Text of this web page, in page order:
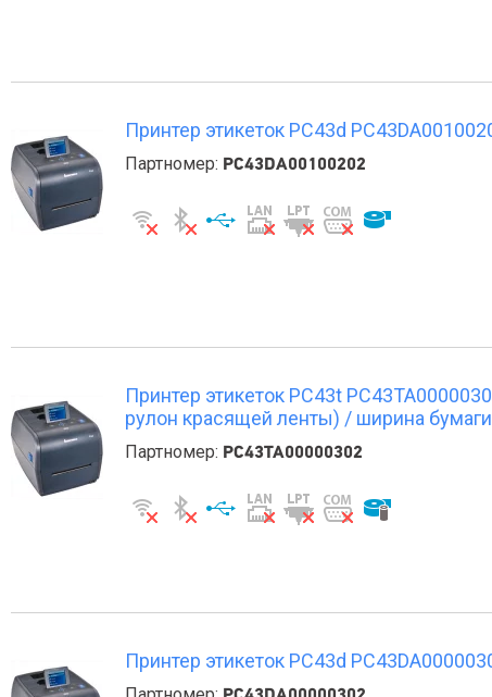
Принтер этикеток PС43d
Партномер: PC43DA00100202
Принтер этикеток PС43t
рулон красящей ленты) / ширина
Партномер: PC43TA00000302
Принтер этикеток PС43d